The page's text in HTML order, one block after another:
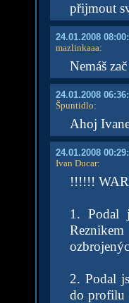
přijmout
24.01.2008
mazlinkaaa:
Nemáš
24.01.2008
Špuntidlo:
Ahoj
24.01.2008
Ivan Ducar:
!!!!!!
1. Podal
2. Podal
do profilu